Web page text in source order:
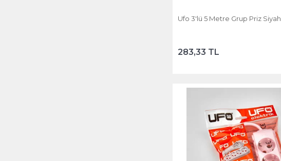
Ufo 3'lü 5 Metre Grup Priz Siyah
283,33 TL